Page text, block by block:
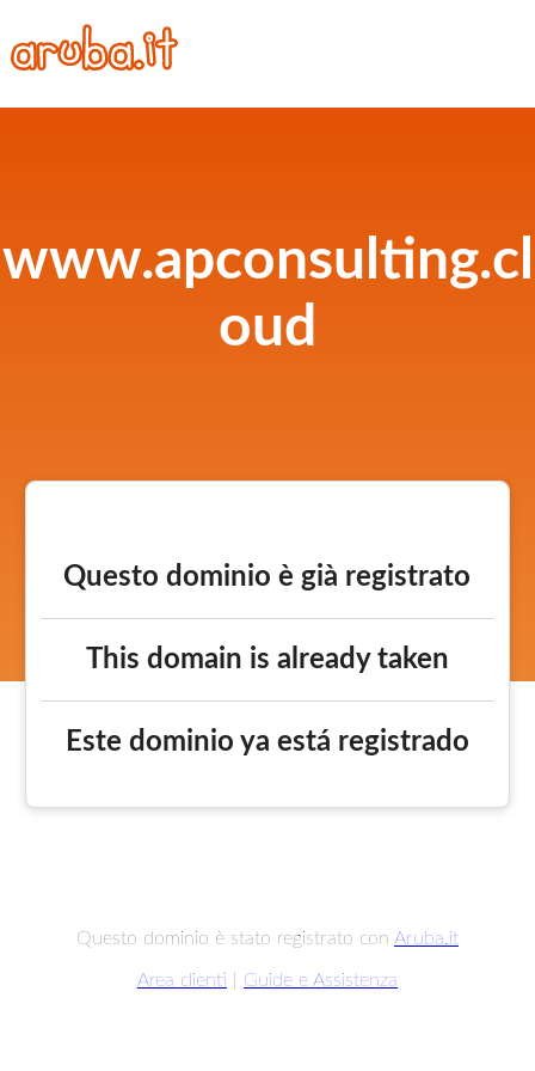
www.apconsulting.cl
oud
Questo dominio è già registrato
This domain is already taken
Este dominio ya está registrado
Questo dominio è stato registrato con Aruba.it
Area clienti Guide e Assistenza